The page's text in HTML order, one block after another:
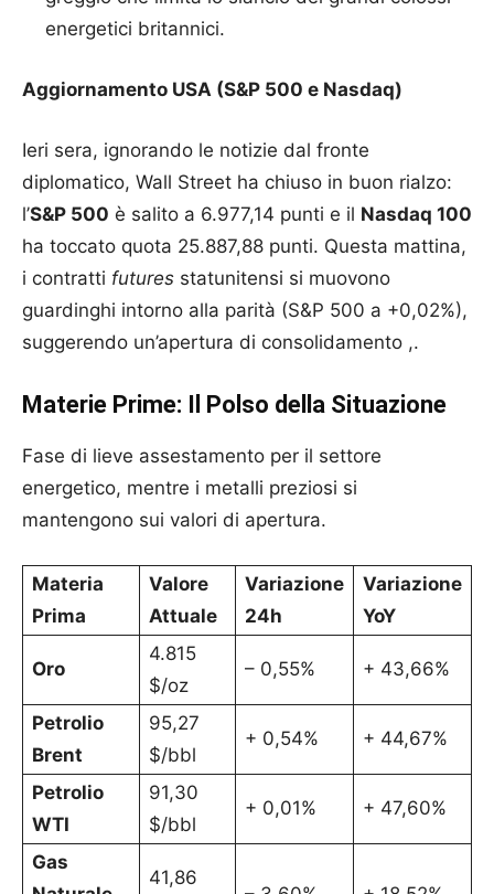
energetici britannici.
Aggiornamento USA (S&P 500 e Nasdaq)
Ieri sera, ignorando le notizie dal fronte
diplomatico, Wall Street ha chiuso in buon rialzo:
l’S&P 500 è salito a 6.977,14 punti e il Nasdaq 100
ha toccato quota 25.887,88 punti. Questa mattina,
i contratti futures statunitensi si muovono
guardinghi intorno alla parità (S&P 500 a +0,02%),
suggerendo un’apertura di consolidamento ,.
Materie Prime: Il Polso della Situazione
Fase di lieve assestamento per il settore
energetico, mentre i metalli preziosi si
mantengono sui valori di apertura.
Materia
Prima
Valore
Attuale
Variazione
24h
Variazione
YoY
Oro
4.815
$/oz
– 0,55% + 43,66%
Petrolio
Brent
95,27
$/bbl
+ 0,54% + 44,67%
Petrolio
WTI
91,30
$/bbl
+ 0,01% + 47,60%
Gas
41,86